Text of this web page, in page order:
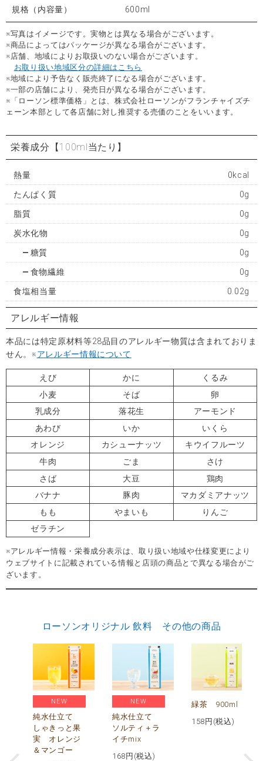
規格（内容量） 600ml
※写真はイメージです。実物とは異なる場合がございます。
※商品によってはパッケージが異なる場合がございます。
※店舗、地域によりお取扱いのない場合がございます。
お取り扱い地域区分の詳細はこちら
※地域により予告なく販売終了になる場合がございます。
※一部の店舗により、発売日が異なる場合がございます。
※「ローソン標準価格」とは、株式会社ローソンがフランチャイズチ
ェーン本部として各店舗に対し推奨する売価のことをいいます。
栄養成分 【100ml当たり】
熱量 0kcal
たんぱく質 0g
脂質 0g
炭水化物 0g
糖質 0g
食物繊維 0g
食塩相当量 0.02g
アレルギー情報
本品には特定原材料等28品目のアレルギー物質は含まれておりま
せん。※アレルギー情報について
えび かに
くるみ
小麦
そば
卵
乳成分
落花生
アーモンド
あわび
いか
いくら
オレンジ
カシューナッツ
キウイフルーツ
牛肉
ごま
さけ
さば
大豆
鶏肉
バナナ
豚肉
マカダミアナッツ
もも
やまいも
りんご
ゼラチン
※アレルギー情報・栄養成分表示は、取り扱い地域や仕様変更により
ウェブサイトに記載されている情報と店頭の商品とで異なる場合がご
ざいます。
ローソンオリジナル 飲料 その他の商品
NEW
純水仕立て
しゃきっと果
実 オレンジ
＆マンゴー
NEW
純水仕立て
ソルティ＋ラ
イチmix
168 円(税込)
緑茶 900ml
158 円(税込)